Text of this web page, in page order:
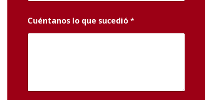
Cuéntanos lo que sucedió*